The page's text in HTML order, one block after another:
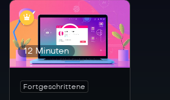
12 Minuten
Fortgeschrittene